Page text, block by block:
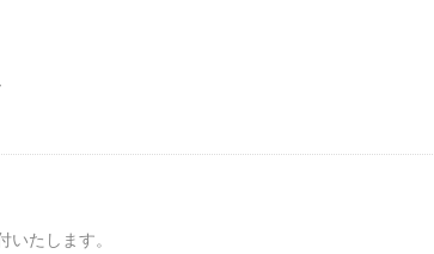
いたします。